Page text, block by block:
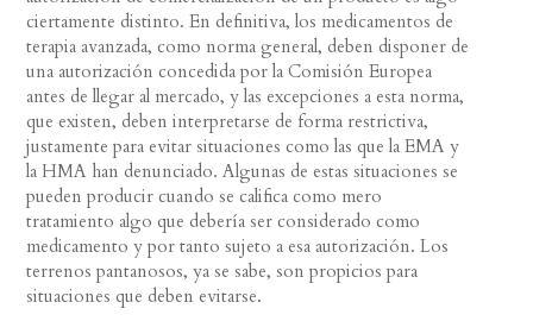
ciertamente distinto. En definitiva, los medicamentos de
terapia avanzada, como norma general, deben disponer de
una autorización concedida por la Comisión Europea
antes de llegar al mercado, y las excepciones a esta norma,
que existen, deben interpretarse de forma restrictiva,
justamente para evitar situaciones como las que la EMA y
la HMA han denunciado. Algunas de estas situaciones se
pueden producir cuando se califica como mero
tratamiento algo que debería ser considerado como
medicamento y por tanto sujeto a esa autorización. Los
terrenos pantanosos, ya se sabe, son propicios para
situaciones que deben evitarse.